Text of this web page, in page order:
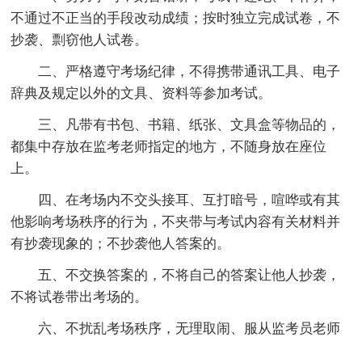
不通过不正当的手段改动成绩；按时独立完成试卷，不
抄袭、剽窃他人试卷。
二、严格遵守考场纪律，不得携带通讯工具、电子
辞典及规定以外的文具、资料等参加考试。
三、凡带有书包、书籍、纸张、文具盒等物品的，
都集中存放在监考老师指定的地方，不随身放在座位
上。
四、在考场内不交头接耳、互打暗号，喧哗或有其
他影响考场秩序的行为，不夹带与考试内容有关材料并
有抄袭现象的；不抄袭他人答案的。
五、不交换答案的，不将自己的答案让他人抄袭，
不将试卷带出考场的。
六、不扰乱考场秩序，无理取闹、服从监考员老师